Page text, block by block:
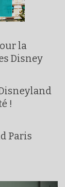
la
Disney
!
Paris